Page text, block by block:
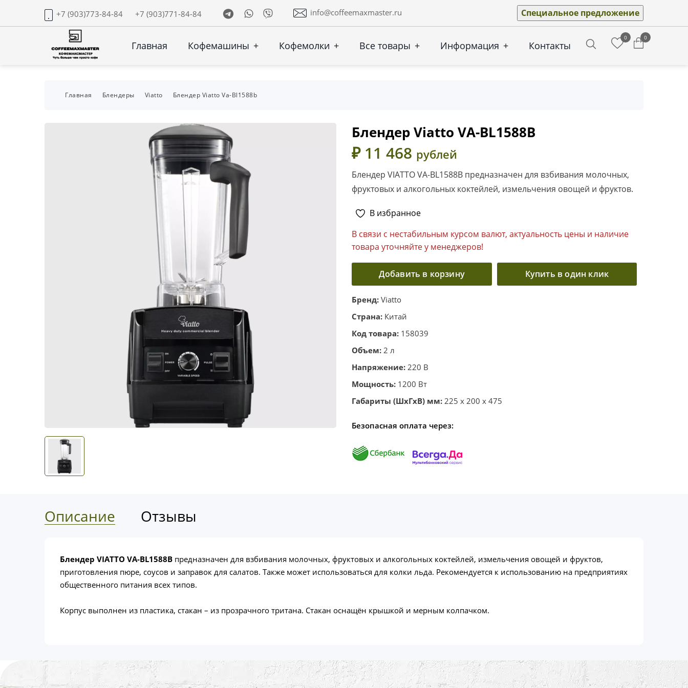
+7 (903)773-84-84 +7 (903)771-84-84 TelegramWhatsapp
Viber info@coffeemaxmaster.ru Специальное предложение
Главная Кофемашины + Кофемолки + Все товары + Информация + Контакты
0 0
Главная Блендеры Viatto Блендер Viatto Va-Bl1588b
Блендер Viatto VA-BL1588B
₽ 11 468 рублей
Блендер VIATTO VA-BL1588B предназначен для взбивания молочных,
фруктовых и алкогольных коктейлей, измельчения овощей и фруктов.
В избранное
В связи с нестабильным курсом валют, актуальность цены и наличие
товара уточняйте у менеджеров!
Добавить в корзину Купить в один клик
Бренд: Viatto
Страна: Китай
Код товара: 158039
Объем: 2 л
Напряжение: 220 В
Мощность: 1200 Вт
Габариты (ШхГхВ) мм: 225 x 200 x 475
Безопасная оплата через:
Описание Отзывы
Блендер VIATTO VA-BL1588B предназначен для взбивания молочных, фруктовых и алкогольных коктейлей, измельчения овощей и фруктов,
приготовления пюре, соусов и заправок для салатов. Также может использоваться для колки льда. Рекомендуется к использованию на предприятиях
общественного питания всех типов.
Корпус выполнен из пластика, стакан – из прозрачного тритана. Стакан оснащён крышкой и мерным колпачком.